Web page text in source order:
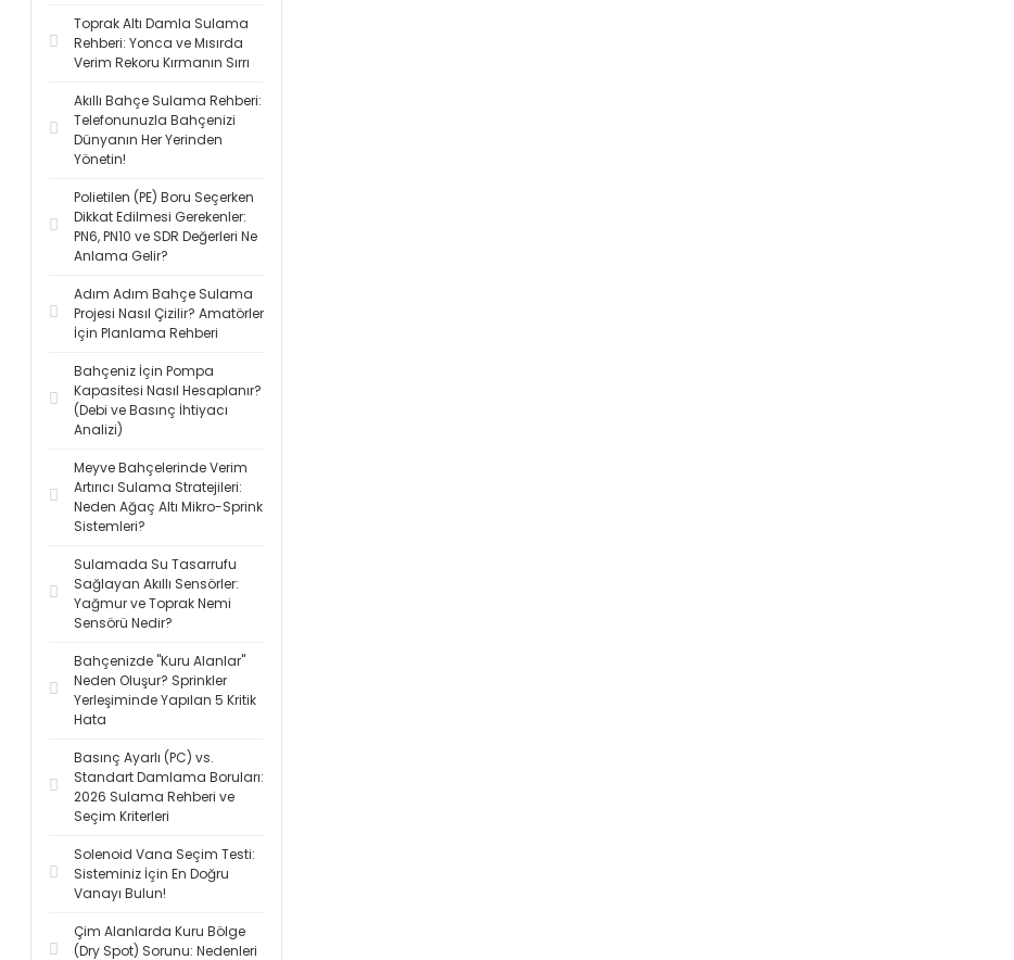
Toprak Altı Damla Sulama
Rehberi: Yonca ve Mısırda
Verim Rekoru Kırmanın Sırrı
Akıllı Bahçe Sulama Rehberi:
Telefonunuzla Bahçenizi
Dünyanın Her Yerinden
Yönetin!
Polietilen (PE) Boru Seçerken
Dikkat Edilmesi Gerekenler:
PN6, PN10 ve SDR Değerleri Ne
Anlama Gelir?
Adım Adım Bahçe Sulama
Projesi Nasıl Çizilir? Amatörler
İçin Planlama Rehberi
Bahçeniz İçin Pompa
Kapasitesi Nasıl Hesaplanır?
(Debi ve Basınç İhtiyacı
Analizi)
Meyve Bahçelerinde Verim
Artırıcı Sulama Stratejileri:
Neden Ağaç Altı Mikro-Sprink
Sistemleri?
Sulamada Su Tasarrufu
Sağlayan Akıllı Sensörler:
Yağmur ve Toprak Nemi
Sensörü Nedir?
Bahçenizde "Kuru Alanlar"
Neden Oluşur? Sprinkler
Yerleşiminde Yapılan 5 Kritik
Hata
Basınç Ayarlı (PC) vs.
Standart Damlama Boruları:
2026 Sulama Rehberi ve
Seçim Kriterleri
Solenoid Vana Seçim Testi:
Sisteminiz İçin En Doğru
Vanayı Bulun!
Çim Alanlarda Kuru Bölge
(Dry Spot) Sorunu: Nedenleri